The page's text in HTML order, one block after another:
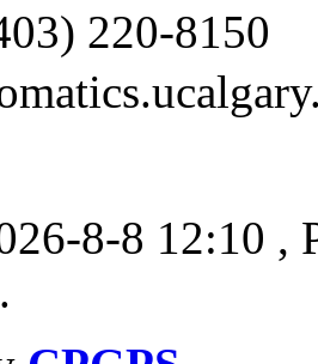
220-8150
8-8 12:10 ,